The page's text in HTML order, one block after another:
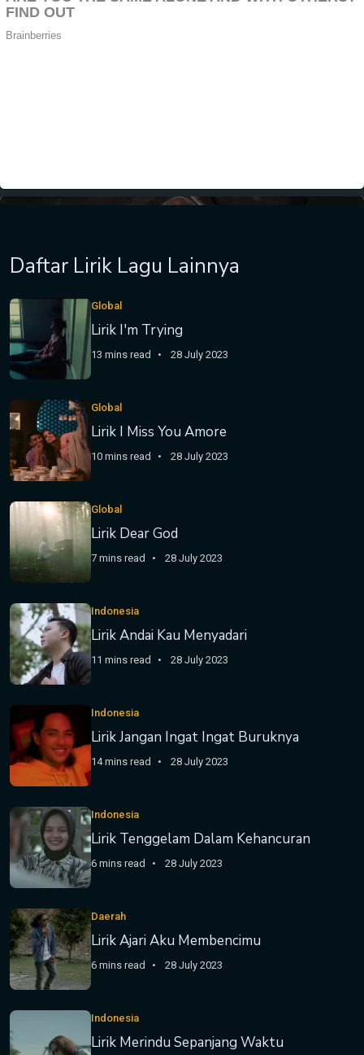
Daftar Lirik Lagu Lainnya
Global
Lirik I'm Trying
13 mins read 28 July 2023
Global
Lirik I Miss You Amore
10 mins read 28 July 2023
Global
Lirik Dear God
7 mins read 28 July 2023
Indonesia
Lirik Andai Kau Menyadari
11 mins read 28 July 2023
Indonesia
Lirik Jangan Ingat Ingat Buruknya
14 mins read 28 July 2023
Indonesia
Lirik Tenggelam Dalam Kehancuran
6 mins read 28 July 2023
Daerah
Lirik Ajari Aku Membencimu
6 mins read 28 July 2023
Indonesia
Lirik Merindu Sepanjang Waktu